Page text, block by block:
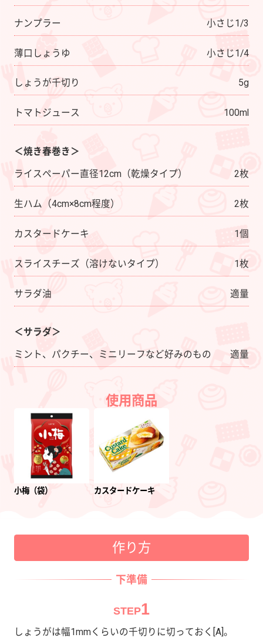
ナンプラー 小さじ1/3
薄口しょうゆ 小さじ1/4
しょうが千切り 5g
トマトジュース 100ml
＜焼き春巻き＞
ライスペーパー直径12cm（乾燥タイプ）
2枚
生ハム（4cm×8cm程度） 2枚
カスタードケーキ 1個
スライスチーズ（溶けないタイプ） 1枚
サラダ油 適量
＜サラダ＞
ミント、パクチー、ミニリーフなど好みのもの
適量
使用商品
小梅（袋） カスタードケーキ
作り方
下準備
STEP1
しょうがは幅1mmくらいの千切りに切っておく[A]。